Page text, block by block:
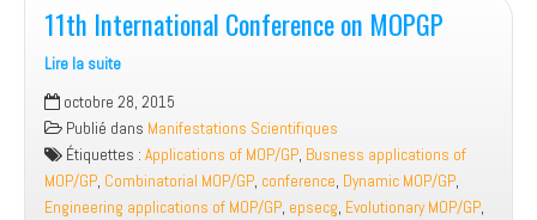
11th International Conference on MOPGP
Lire la suite
11th
International
Conference
on
MOPGP
octobre 28, 2015
Publié dans Manifestations Scientifiques
Étiquettes : Applications of MOP/GP, Busness applications of
MOP/GP, Combinatorial MOP/GP, conference, Dynamic MOP/GP,
Engineering applications of MOP/GP, epsecg, Evolutionary MOP/GP,